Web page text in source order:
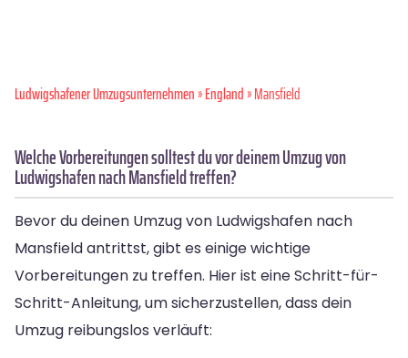
Ludwigshafener Umzugsunternehmen»England» Mansfield
Welche Vorbereitungen solltest du vor deinem Umzug von
Ludwigshafen nach Mansfield treffen?
Bevor du deinen Umzug von Ludwigshafen nach
Mansfield antrittst, gibt es einige wichtige
Vorbereitungen zu treffen. Hier ist eine Schritt-für-
Schritt-Anleitung, um sicherzustellen, dass dein
Umzug reibungslos verläuft: